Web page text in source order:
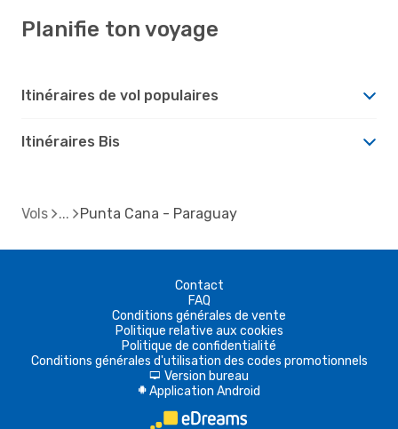
Planifie ton voyage
Itinéraires de vol populaires
Itinéraires Bis
Vols Punta Cana - Paraguay
Contact
FAQ
Conditions générales de vente
Politique relative aux cookies
Politique de confidentialité
Conditions générales d'utilisation des codes promotionnels
d Version bureau
A Application Android